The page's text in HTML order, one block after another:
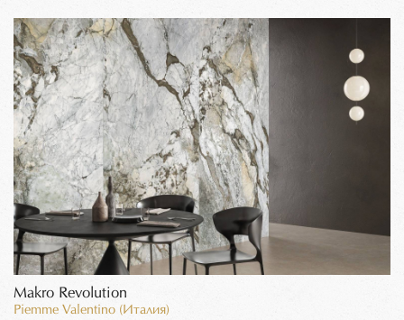
Makro Revolution
Piemme Valentino (Италия)